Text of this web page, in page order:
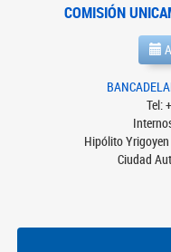
COMISIÓN
Tel:
Hipólito
Ciudad